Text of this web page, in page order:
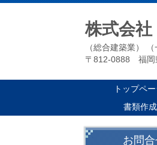
株式会
（総合建築業）
〒812-0888 福岡
トップペ
書類作
お問